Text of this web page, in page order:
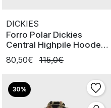
DICKIES
Forro Polar Dickies
Central Highpile Hooded
Black
80,50€ 115,0€
30%